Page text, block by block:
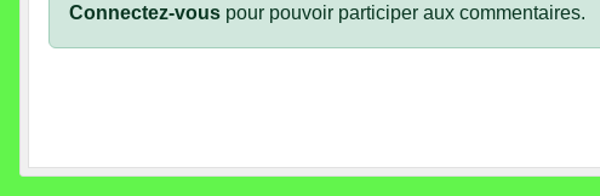
Connectez-vous pour pouvoir participer aux commentaires.